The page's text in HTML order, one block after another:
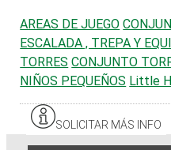
AREAS DE JUEGO
ESCALADA , TREPA Y
TORRES CONJUNTO
NIÑOS PEQUEÑOS Little
SOLICITAR MÁS INFO